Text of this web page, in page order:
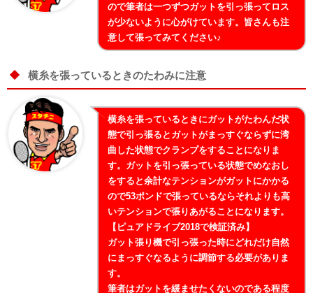
ので筆者は一つずつガットを引っ張ってロス
が少ないように心がけています。皆さんも注
意して張ってみてください♪
横糸を張っているときのたわみに注意
横糸を張っているときにガットがたわんだ状
態で引っ張るとガットがまっすぐならずに湾
曲した状態でクランプをすることになりま
す。ガットを引っ張っている状態でめなおし
をすると余計なテンションがガットにかかる
ので53ポンドで張っているならそれよりも高
いテンションで張りあがることになります。
【ピュアドライブ2018で検証済み】
ガット張り機で引っ張った時にどれだけ自然
にまっすぐなるように調節する必要がありま
す。
筆者はガットを緩ませたくないのである程度